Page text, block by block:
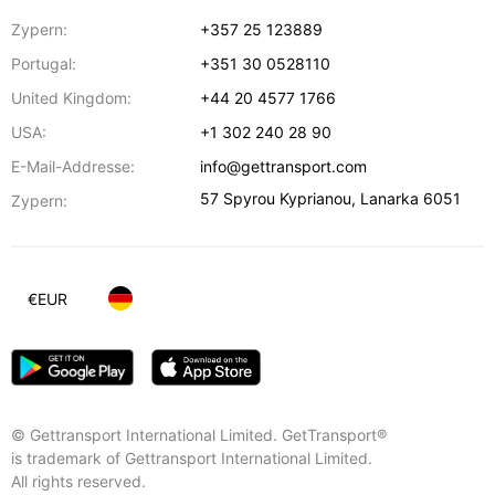
Zypern:
+357 25 123889
Portugal:
+351 30 0528110
United Kingdom:
+44 20 4577 1766
USA:
+1 302 240 28 90
E-Mail-Addresse:
info@gettransport.com
Zypern:
57 Spyrou Kyprianou, Lanarka 6051
© Gettransport International Limited. GetTransport®
is trademark of Gettransport International Limited.
All rights reserved.
€EUR